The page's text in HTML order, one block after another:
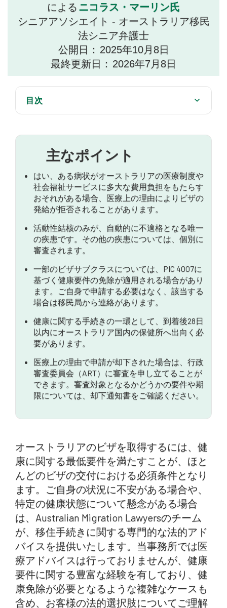
による ニコラス・マーリン氏
シニアアソシエイト - オーストラリア移民
法シニア弁護士
公開日： 2025年10月8日
最終更新日： 2026年7月8日
目次
ビザの拒否につながる可能性のある一般的な健康上
健康上の理由でビザが却下されましたか？ 今後の
対応について
主なポイント
はい、ある病状がオーストラリアの医療制度や
社会福祉サービスに多大な費用負担をもたらす
おそれがある場合、医療上の理由によりビザの
発給が拒否されることがあります。
活動性結核のみが、自動的に不適格となる唯一
の疾患です。その他の疾患については、個別に
審査されます。
一部のビザサブクラスについては、PIC 4007に
基づく健康要件の免除が適用される場合があり
ます。ご自身で申請する必要はなく、該当する
場合は移民局から連絡があります。
健康に関する手続きの一環として、到着後28日
以内にオーストラリア国内の保健所へ出向く必
要があります。
医療上の理由で申請が却下された場合は、行政
審査委員会（ART）に審査を申し立てることが
できます。審査対象となるかどうかの要件や期
限については、却下通知書をご確認ください。
オーストラリアのビザを取得するには、健
康に関する最低要件を満たすことが、ほと
んどのビザの交付における必須条件となり
ます。ご自身の状況に不安がある場合や、
特定の健康状態について懸念がある場合
は、Australian Migration Lawyersのチーム
が、移住手続きに関する専門的な法的アド
バイスを提供いたします。当事務所では医
療アドバイスは行っておりませんが、健康
要件に関する豊富な経験を有しており、健
康免除が必要となるような複雑なケースも
含め、お客様の法的選択肢についてご理解